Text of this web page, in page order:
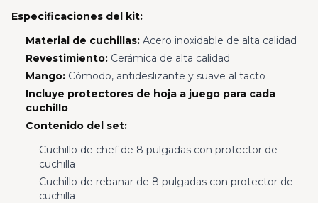
Especificaciones del kit:
Material de cuchillas:Acero inoxidable de alta calidad
Revestimiento:Cerámica de alta calidad
Mango:Cómodo, antideslizante y suave al tacto
Incluye protectores de hoja a juego para cada
cuchillo
Contenido del set:
Cuchillo de chef de 8 pulgadas con protector de
cuchilla
Cuchillo de rebanar de 8 pulgadas con protector de
cuchilla